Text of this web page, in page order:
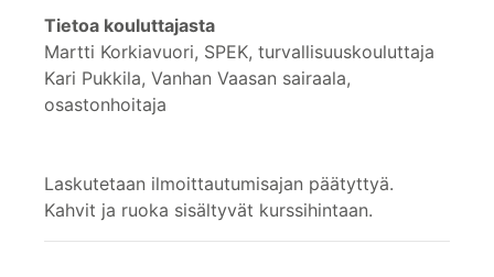
Tietoa kouluttajasta
Martti Korkiavuori, SPEK, turvallisuuskouluttaja
Kari Pukkila, Vanhan Vaasan sairaala,
osastonhoitaja
Laskutetaan ilmoittautumisajan päätyttyä.
Kahvit ja ruoka sisältyvät kurssihintaan.